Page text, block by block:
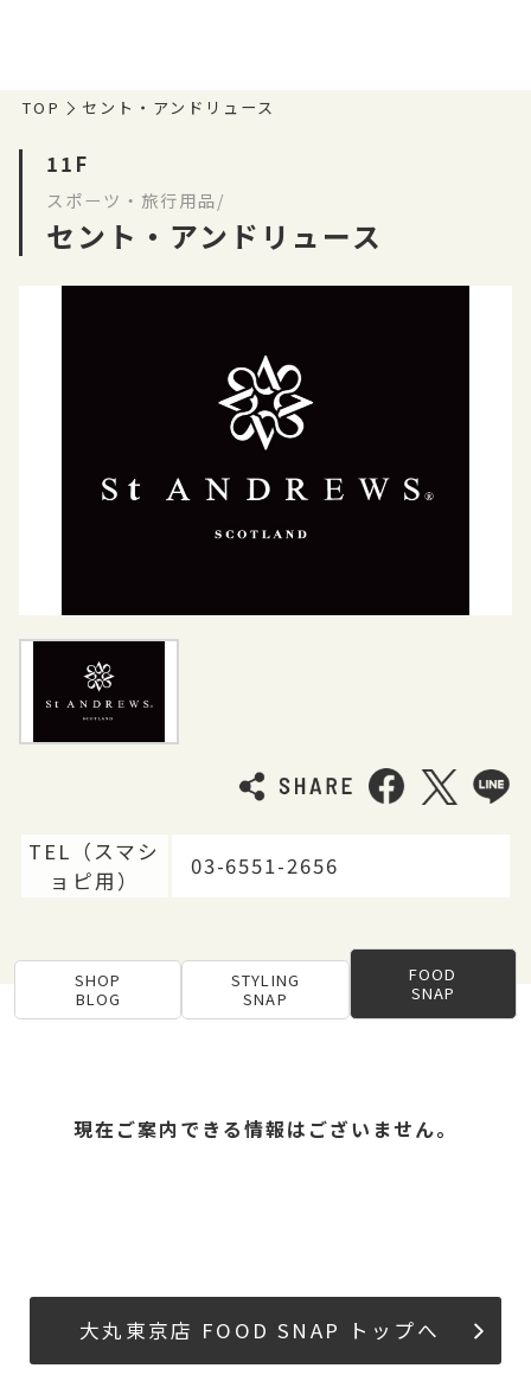
TOP セント・アンドリュース
11F
スポーツ・旅行用品/
セント・アンドリュース
TEL（スマシ
ョピ用）
03-6551-2656
SHOP
BLOG
STYLING
SNAP
FOOD
SNAP
現在ご案内できる情報はございません。
大丸東京店 FOOD SNAP トップへ